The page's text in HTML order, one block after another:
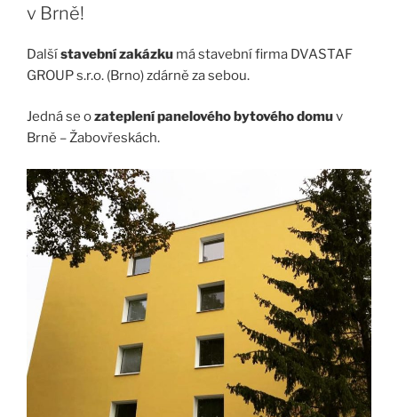
v Brně!
Dalšístavební zakázku má stavební firma DVASTAF
GROUP s.r.o. (Brno) zdárně za sebou.
Jedná se ozateplení panelového bytového domuv
Brně – Žabovřeskách.